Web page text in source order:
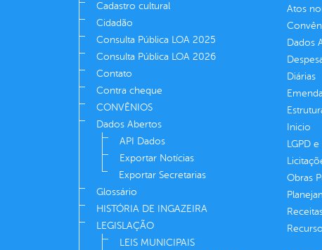
Cadastro cultural
Cidadão
Consulta Pública LOA 2025
Consulta Pública LOA 2026
Contato
Contra cheque
CONVÊNIOS
Dados Abertos
API Dados
Exportar Notícias
Exportar Secretarias
Glossário
HISTÓRIA DE INGAZEIRA
LEGISLAÇÃO
LEIS MUNICIPAIS
Atos
Dados
Diárias
Inicio
LGPD
Obras